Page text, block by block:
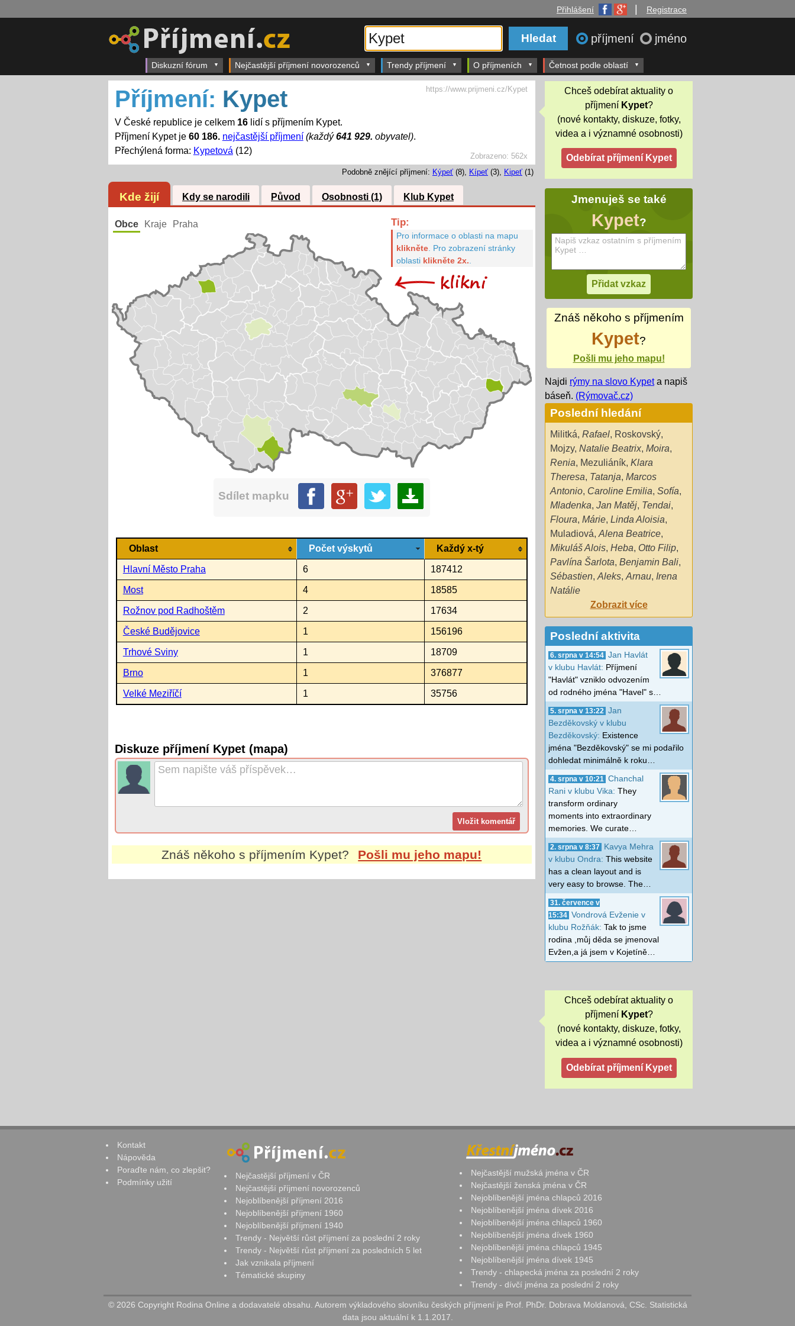
Přihlášení Registrace
příjmení jméno
Diskuzní fórum Nejčastější příjmení novorozenců Trendy příjmení O příjmeních Četnost podle oblastí
Zobrazeno: 562x
Příjmení: Kypet
V České republice je celkem 16lidí s příjmením Kypet.
Příjmení Kypet je 60 186. nejčastější příjmení (každý641 929. obyvatel).
Přechýlená forma: Kypetová (12)
https://www.prijmeni.cz/Kypet
Podobně znějící příjmení: Kýpeť (8), Kípeť (3), Kipeť (1)
Kde žijí Kdy se narodili Původ Osobnosti (1) Klub Kypet
Obce Kraje Praha Tip:
Pro informace o oblasti na mapu
klikněte. Pro zobrazení stránky
oblasti klikněte 2x.
Sdílet mapku
Oblast Počet výskytů Každý x-tý
Hlavní Město Praha 6 187412
Most 4 18585
Rožnov pod Radhoštěm 2 17634
České Budějovice 1 156196
Trhové Sviny 1 18709
Brno 1 376877
Velké Meziříčí 1 35756
Diskuze příjmení Kypet (mapa)
Znáš někoho s příjmením Kypet? Pošli mu jeho mapu!
Chceš odebírat aktuality o
příjmení Kypet?
(nové kontakty, diskuze, fotky,
videa a i významné osobnosti)
Jmenuješ se také
Kypet?
Znáš někoho s příjmením
Kypet?
Pošli mu jeho mapu!
Najdi rýmy na slovo Kypeta napiš
báseň. (Rýmovač.cz)
Poslední hledání
Militká, Rafael, Roskovský,
Mojzy, Natalie Beatrix, Moira,
Renia, Mezuliáník, Klara
Theresa, Tatanja, Marcos
Antonio, Caroline Emilia, Sofía,
Mladenka, Jan Matěj, Tendai,
Floura, Márie, Linda Aloisia,
Muladiová, Alena Beatrice,
Mikuláš Alois, Heba, Otto Filip,
Pavlína Šarlota, Benjamin Bali,
Sébastien, Aleks, Arnau, Irena
Natálie
Zobrazit více
Poslední aktivita
6. srpna v 14:54 Jan Havlát
v klubu Havlát: Příjmení
"Havlát" vzniklo odvozením
od rodného jména "Havel" s…
5. srpna v 13:22
Jan
Bezděkovský v klubu
Bezděkovský: Existence
jména "Bezděkovský" se mi podařilo
dohledat minimálně k roku…
4. srpna v 10:21
Chanchal
Rani v klubu Vika: They
transform ordinary
moments into extraordinary
memories. We curate…
2. srpna v 8:37
Kavya Mehra
v klubu Ondra: This website
has a clean layout and is
very easy to browse. The…
31. července v
15:34 Vondrová Evženie v
klubu Rožňák: Tak to jsme
rodina ,můj děda se jmenoval
Evžen,a já jsem v Kojetíně…
Chceš odebírat aktuality o
příjmení Kypet?
(nové kontakty, diskuze, fotky,
videa a i významné osobnosti)
Kontakt
Nápověda
Poraďte nám, co zlepšit?
Podmínky užití
Nejčastější příjmení v ČR
Nejčastější příjmení novorozenců
Nejoblíbenější příjmení 2016
Nejoblíbenější příjmení 1960
Nejoblíbenější příjmení 1940
Trendy - Největší růst příjmení za poslední 2 roky
Trendy - Největší růst příjmení za posledních 5 let
Jak vznikala příjmení
Tématické skupiny
Nejčastější mužská jména v ČR
Nejčastější ženská jména v ČR
Nejoblíbenější jména chlapců 2016
Nejoblíbenější jména dívek 2016
Nejoblíbenější jména chlapců 1960
Nejoblíbenější jména dívek 1960
Nejoblíbenější jména chlapců 1945
Nejoblíbenější jména dívek 1945
Trendy - chlapecká jména za poslední 2 roky
Trendy - dívčí jména za poslední 2 roky
© 2026 Copyright Rodina Online a dodavatelé obsahu. Autorem výkladového slovníku českých příjmení je Prof. PhDr. Dobrava Moldanová, CSc. Statistická
data jsou aktuální k 1.1.2017.